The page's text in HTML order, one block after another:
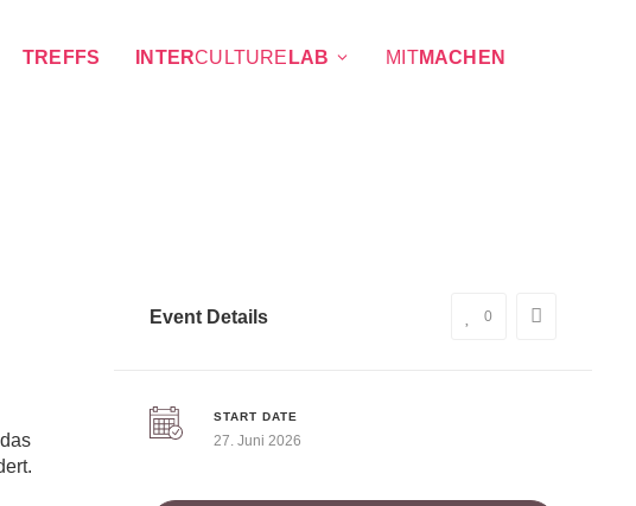
TREFFS INTERCULTURE LAB MITMACHEN
Event Details 0
START DATE
27. Juni 2026